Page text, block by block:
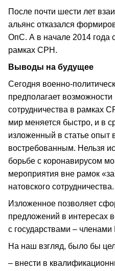
После почти шести лет
альянс отказался
ОпС. А в начале 2014 года
рамках СРН.
Выводы на будущее
Сегодня военно-
предполагает
сотрудничества в рамках
мир меняется быстро, и в
изложенный в статье опыт
востребованным. Нельзя
борьбе с коронавирусом
мероприятия вне рамок
натовского сотрудничества.
Изложенное позволяет
предложений в интересах
с государствами –
На наш взгляд, было бы
– внести в